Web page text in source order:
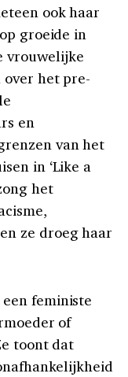
ook haar
groeide in
vrouwelijke
over het pre-
en
van het
in ‘Like a
het
ze droeg haar
feministe
of
toont dat